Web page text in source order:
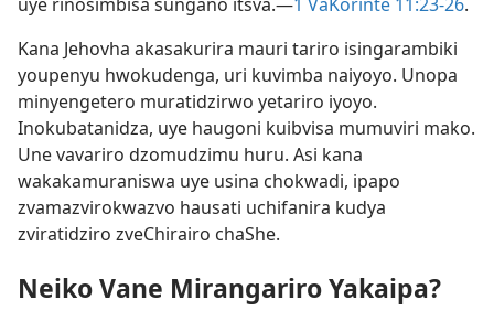
Kana Jehovha akasakurira mauri tariro isingarambiki
youpenyu hwokudenga, uri kuvimba naiyoyo. Unopa
minyengetero muratidzirwo yetariro iyoyo.
Inokubatanidza, uye haugoni kuibvisa mumuviri mako.
Une vavariro dzomudzimu huru. Asi kana
wakakamuraniswa uye usina chokwadi, ipapo
zvamazvirokwazvo hausati uchifanira kudya
zviratidziro zveChirairo chaShe.
Neiko Vane Mirangariro Yakaipa?